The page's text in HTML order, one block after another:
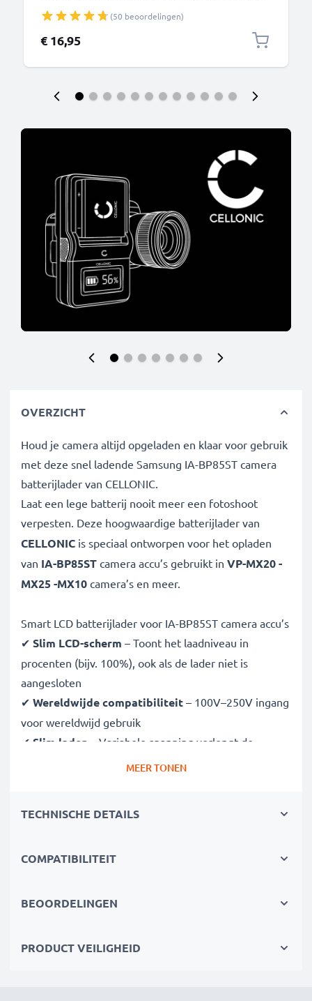
(50 beoordelingen)
€ 16,95
OVERZICHT
Houd je camera altijd opgeladen en klaar voor gebruik
met deze snel ladende Samsung IA-BP85ST camera
batterijlader van CELLONIC.
Laat een lege batterij nooit meer een fotoshoot
verpesten. Deze hoogwaardige batterijlader van
CELLONIC is speciaal ontworpen voor het opladen
van IA-BP85ST camera accu’s gebruikt in VP-MX20 -
MX25 -MX10 camera’s en meer.
Smart LCD batterijlader voor IA-BP85ST camera accu’s
✔ Slim LCD-scherm – Toont het laadniveau in
procenten (bijv. 100%), ook als de lader niet is
aangesloten
✔ Wereldwijde compatibiliteit – 100V–250V ingang
voor wereldwijd gebruik
✔ Slim laden – Variabele spanning verlengt de
levensduur van de batterij
oververhitting en kortsluiting
Compact & reisklaar
cameratas
MEER TONEN
TECHNISCHE DETAILS
COMPATIBILITEIT
BEOORDELINGEN
PRODUCT VEILIGHEID